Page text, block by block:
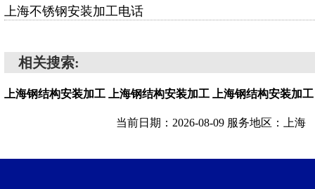
上海不锈钢安装加工电话
相关搜索:
上海钢结构安装加工 上海钢结构安装加工 上海钢结构安装加工
当前日期：2026-08-09 服务地区：上海